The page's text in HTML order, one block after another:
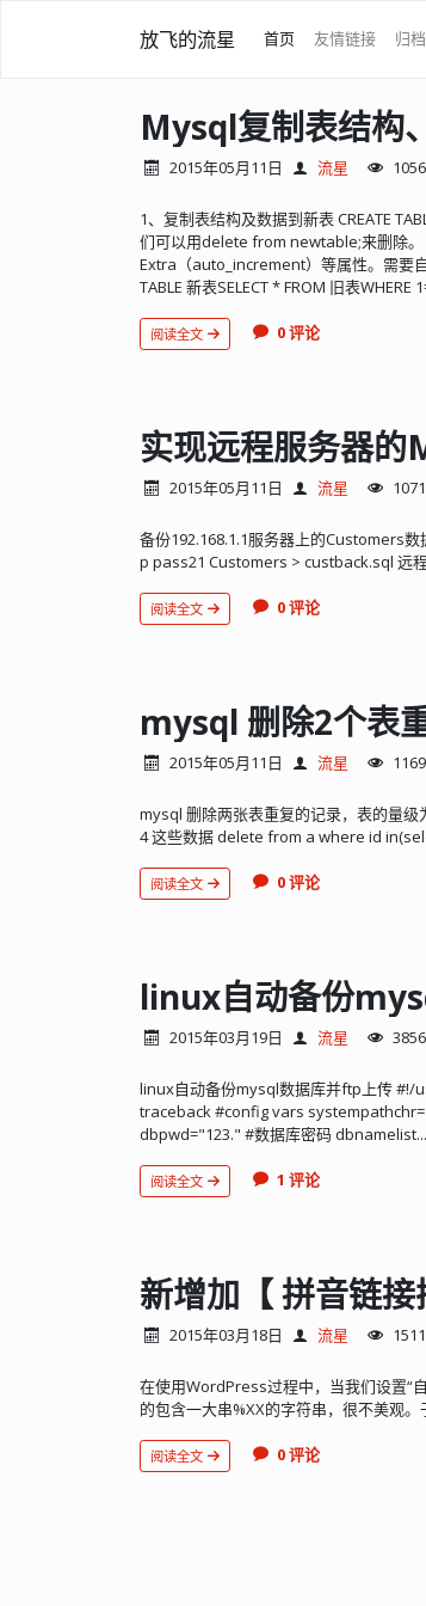
放飞的流星 首页 友情链接 归
Mysql复制表结构
2015年05月11日 流星
1、复制表结构及数据到新表 CREATE
们可以用delete from newtable;来删除。
Extra（auto_increment）等属性。需要
TABLE 新表SELECT * FROM 旧表
阅读全文 0 评论
实现远程服务器
2015年05月11日 流星
备份192.168.1.1服务器上的Customers
p pass21 Customers > custback.sql 远
阅读全文 0 评论
mysql 删除2个表
2015年05月11日 流星
mysql 删除两张表重复的记录，表的量级
4 这些数据 delete from a where id
阅读全文 0 评论
linux自动备份
2015年03月19日 流星
linux自动备份mysql数据库并ftp上传
traceback #config vars
dbpwd="123." #数据库密码 dbnamelist...
阅读全文 1 评论
新增加【 拼音链
2015年03月18日 流星
在使用WordPress过程中，当我们设置“
的包含一大串%XX的字符串，很不美观
阅读全文 0 评论